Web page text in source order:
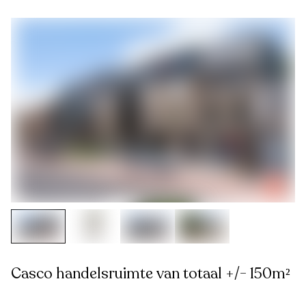
Casco handelsruimte van totaal +/- 150m²